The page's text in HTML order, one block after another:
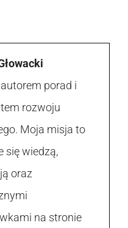
porad i
rozwoju
Moja misja to
się wiedzą,
oraz
na stronie